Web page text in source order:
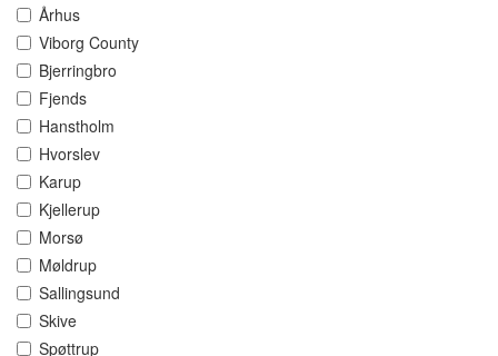
Århus
Viborg County
Bjerringbro
Fjends
Hanstholm
Hvorslev
Karup
Kjellerup
Morsø
Møldrup
Sallingsund
Skive
Spøttrup